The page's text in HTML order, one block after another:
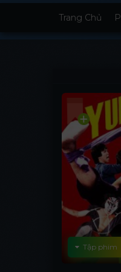
Trang Chủ
Tập phim